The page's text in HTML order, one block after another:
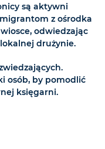
są aktywni
z ośrodka
odwiedzając
drużynie.
osób, by pomodlić
księgarni.